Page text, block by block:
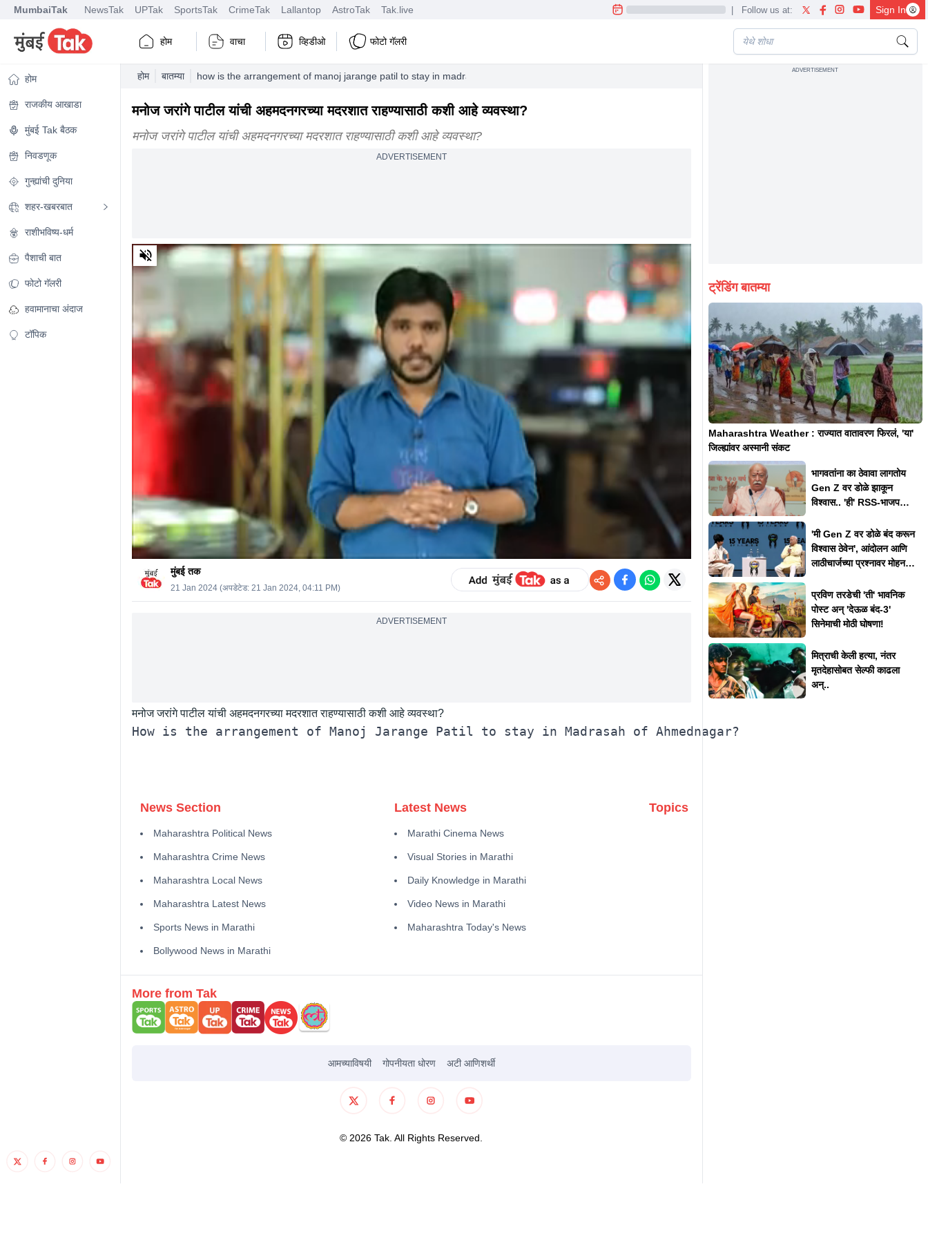
MumbaiTak NewsTak UPTak SportsTak CrimeTak Lallantop AstroTak Tak.live | Follow us at: Sign In
होम वाचा व्हिडीओ फोटो गॅलरी
होम
राजकीय आखाडा
मुंबई Tak बैठक
निवडणूक
गुन्ह्यांची दुनिया
शहर-खबरबात
राशीभविष्य-धर्म
पैशाची बात
फोटो गॅलरी
हवामानाचा अंदाज
टॉपिक
होम बातम्या how is the arrangement of manoj jarange patil to stay in madrasah of ahmednagar
मनोज जरांगे पाटील यांची अहमदनगरच्या मदरशात राहण्यासाठी कशी आहे व्यवस्था?
मनोज जरांगे पाटील यांची अहमदनगरच्या मदरशात राहण्यासाठी कशी आहे व्यवस्था?
ADVERTISEMENT
0
of
3
seconds
मुंबई तक
21 Jan 2024(अपडेटेड: 21 Jan 2024, 04:11 PM)
ADVERTISEMENT
मनोज जरांगे पाटील यांची अहमदनगरच्या मदरशात राहण्यासाठी कशी आहे व्यवस्था?
News Section
Maharashtra Political News
Maharashtra Crime News
Maharashtra Local News
Maharashtra Latest News
Sports News in Marathi
Bollywood News in Marathi
Latest News
Marathi Cinema News
Visual Stories in Marathi
Daily Knowledge in Marathi
Video News in Marathi
Maharashtra Today's News
Topics
More from Tak
आमच्याविषयी गोपनीयता धोरण अटी आणिशर्थी
© 2026 Tak. All Rights Reserved.
ADVERTISEMENT
ट्रेंडिंग बातम्या
Maharashtra Weather : राज्यात वातावरण फिरलं, 'या'
जिल्ह्यांवर अस्मानी संकट
भागवतांना का ठेवावा लागतोय
Gen Z वर डोळे झाकून
विश्वास.. 'ही' RSS-भाजपची
राजकारण?
'मी Gen Z वर डोळे बंद करून
विश्वास ठेवेन', आंदोलन आणि
लाठीचार्जच्या प्रश्नावर मोहन
प्रविण तरडेची 'ती' भावनिक
पोस्ट अन् 'देऊळ बंद-3'
सिनेमाची मोठी घोषणा!
मित्राची केली हत्या, नंतर
मृतदेहासोबत सेल्फी काढला
अन्..